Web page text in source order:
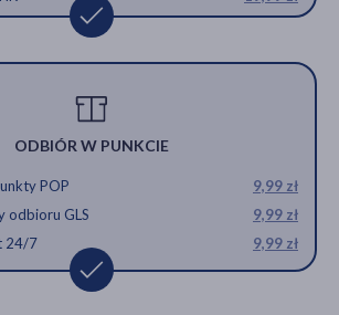
ODBIÓR W PUNKCIE
POP
9,99 zł
odbioru GLS
9,99 zł
24/7
9,99 zł